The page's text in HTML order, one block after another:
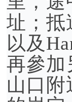
址；抵
以及
再參加
山口附